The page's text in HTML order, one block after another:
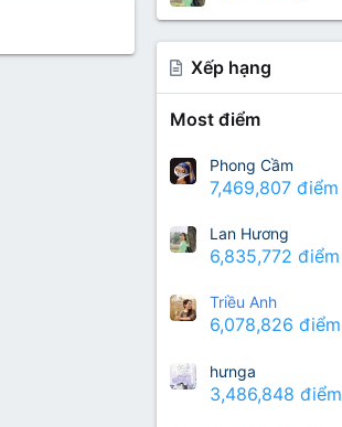
Xếp hạng
Most điểm
Phong Cầm
7,469,807 điểm
Lan Hương
6,835,772 điểm
Triều Anh
6,078,826 điểm
hưnga
3,486,848 điểm